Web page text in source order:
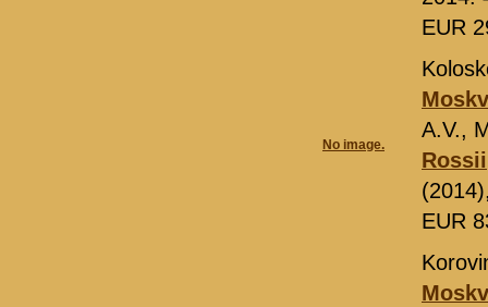
EUR
No image.
A.V.,
Rossii
EUR